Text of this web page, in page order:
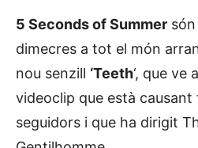
5 Seconds of Summer
dimecres a tot el món
nou senzill ‘Teeth‘, que ve
videoclip que està
seguidors i que ha dirigit